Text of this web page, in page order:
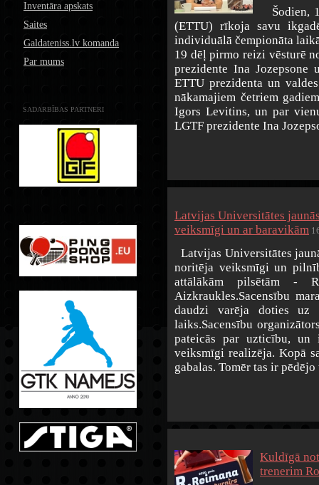
Inventāra apskats
Saites
Galdateniss.lv komanda
Par mums
SADARBĪBAS PARTNERI
Šodien,
(ETTU) rīkoja savu
individuālā čempionāta
19 dēļ pirmo reizi vēsturē
prezidente Ina
ETTU prezidenta un
nākamajiem četriem
Igors Levitins, un par
LGTF prezidente Ina
Latvijas Universitātes
veiksmīgi un ar baravikām
Latvijas Universitātes
noritēja veiksmīgi un
attālākām pilsētām -
Aizkraukles.Sacensību
daudzi varēja doties
laiks.Sacensību
pateicās par uzticību, un
veiksmīgi realizēja. Kopā
gabalas. Tomēr tas ir
Kuldīgā
trenerim